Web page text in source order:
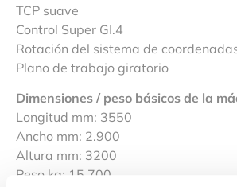
TCP suave
Control Super GI.4
Rotación del sistema de
Plano de trabajo giratorio
Dimensiones / peso básicos de la
Longitud mm: 3550
Ancho mm: 2.900
Altura mm: 3200
Peso kg: 15,700